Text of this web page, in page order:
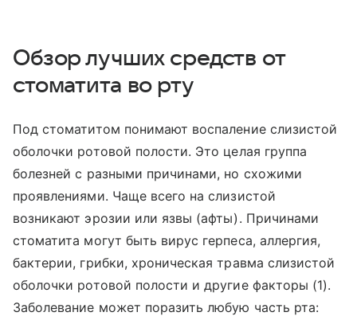
Обзор лучших средств от
стоматита во рту
Под стоматитом понимают воспаление слизистой
оболочки ротовой полости. Это целая группа
болезней с разными причинами, но схожими
проявлениями. Чаще всего на слизистой
возникают эрозии или язвы (афты). Причинами
стоматита могут быть вирус герпеса, аллергия,
бактерии, грибки, хроническая травма слизистой
оболочки ротовой полости и другие факторы (1).
Заболевание может поразить любую часть рта: